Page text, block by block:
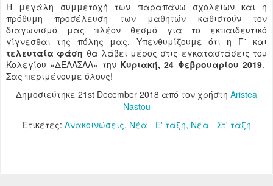
Η μεγάλη συμμετοχή των παραπάνω σχολείων και η
πρόθυμη προσέλευση των μαθητών καθιστούν τον
διαγωνισμό μας πλέον θεσμό για το εκπαιδευτικό
γίγνεσθαι της πόλης μας. Υπενθυμίζουμε ότι η Γ΄ και
τελευταία φάση θα λάβει μέρος στις εγκαταστάσεις του
Κολεγίου «ΔΕΛΑΣΑΛ» την Κυριακή, 24 Φεβρουαρίου 2019.
Σας περιμένουμε όλους!
Δημοσιεύτηκε 21st December 2018 από τον χρήστη Aristea
Nastou
Ετικέτες: Ανακοινώσεις Νέα - Ε' τάξη Νέα - Στ' τάξη